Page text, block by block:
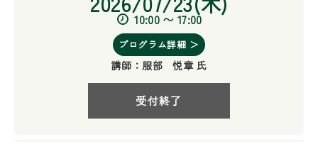
10:00 〜 17:00
プログラム詳細 ＞
講師：服部 悦章 氏
受付終了